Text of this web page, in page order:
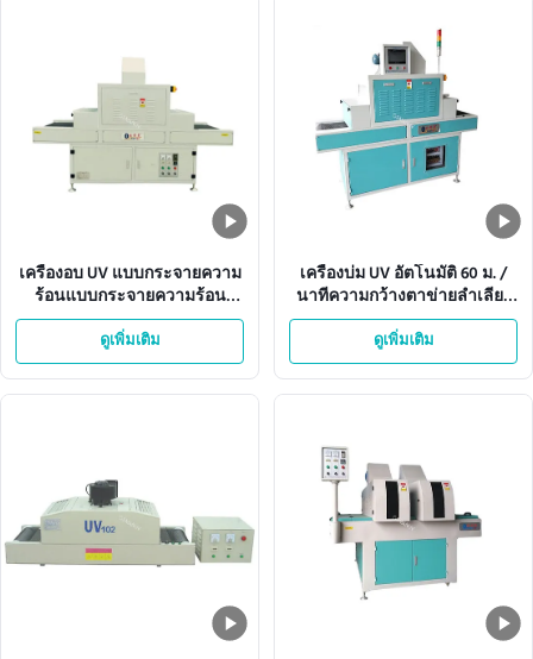
เครื่องอบ UV แบบกระจายความ
ร้อนแบบกระจายความร้อน
ISO9001 380V 50HZ
ดูเพิ่มเติม
เครื่องบ่ม UV อัตโนมัติ 60 ม. /
นาทีความกว้างตาข่ายลำเลียง
360 มม
ดูเพิ่มเติม